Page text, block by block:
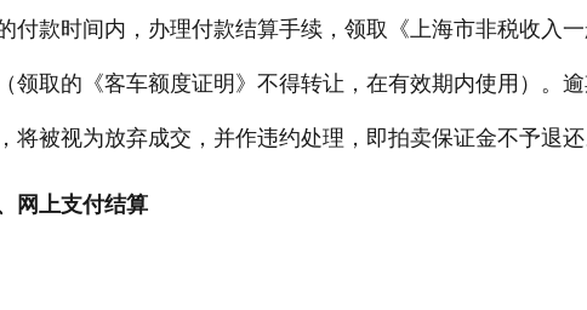
款时间内，办理付款结算手续，领取《上海市非税收入
领取的《客车额度证明》不得转让，在有效期内使用）。
将被视为放弃成交，并作违约处理，即拍卖保证金不予退
网上支付结算